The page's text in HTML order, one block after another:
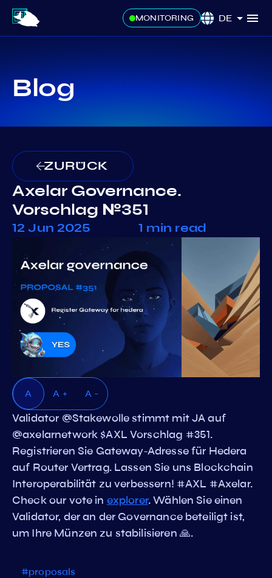
MONITORING DE
Blog
ZURÜCK
Axelar Governance.
Vorschlag №351
12 Jun 2025 1 min read
A A + A -
Validator @Stakewolle stimmt mit JA auf
@axelarnetwork $AXL Vorschlag #351.
Registrieren Sie Gateway-Adresse für Hedera
auf Router Vertrag. Lassen Sie uns Blockchain
Interoperabilität zu verbessern! #AXL #Axelar.
Check our vote in explorer. Wählen Sie einen
Validator, der an der Governance beteiligt ist,
um Ihre Münzen zu stabilisieren 🙏.
#proposals